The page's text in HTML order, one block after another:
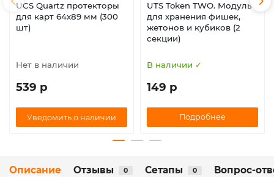
UCS Quartz протекторы
для карт 64х89 мм (300
шт)
Нет в наличии
539 р
Уведомить о наличии
UTS Token TWO. Модуль
для хранения фишек,
жетонов и кубиков (2
секции)
В наличии ✓
149 р
Подробнее
Описание Отзывы 0 Сетапы 0 Вопрос-